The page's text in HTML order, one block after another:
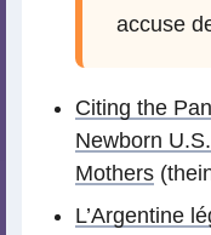
accuse
Citing the
Newborn
Mothers
L’Argentine